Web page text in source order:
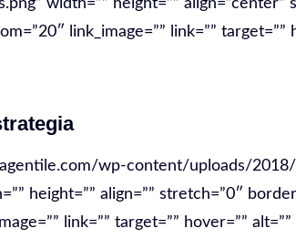
width=”” height=”” align=”center”
link_image=”” link=”” target=””
wp-content/uploads/
height=”” align=”” stretch=”0″
link=”” target=”” hover=””